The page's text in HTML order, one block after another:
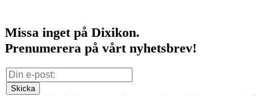
Missa inget på Dixikon.
Prenumerera på vårt nyhetsbrev!
Skicka